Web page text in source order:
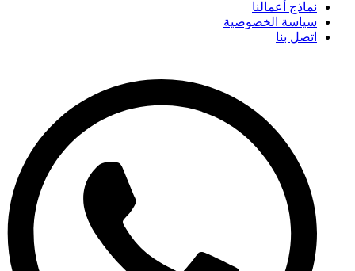
نماذج أعمالنا
سياسة الخصوصية
اتصل بنا